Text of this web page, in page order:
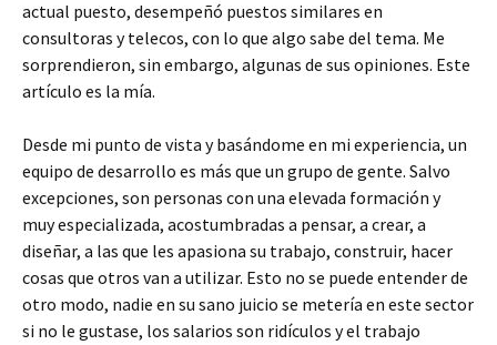
actual puesto, desempeñó puestos similares en
consultoras y telecos, con lo que algo sabe del tema. Me
sorprendieron, sin embargo, algunas de sus opiniones. Este
artículo es la mía.
Desde mi punto de vista y basándome en mi experiencia, un
equipo de desarrollo es más que un grupo de gente. Salvo
excepciones, son personas con una elevada formación y
muy especializada, acostumbradas a pensar, a crear, a
diseñar, a las que les apasiona su trabajo, construir, hacer
cosas que otros van a utilizar. Esto no se puede entender de
otro modo, nadie en su sano juicio se metería en este sector
si no le gustase, los salarios son ridículos y el trabajo